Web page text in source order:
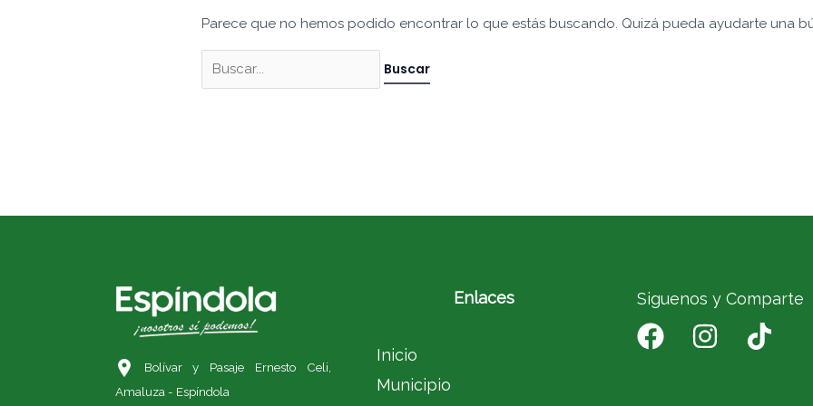
Parece que no hemos podido encontrar lo que estás buscando. Quizá pueda ayudarte una
Bolívar y Pasaje Ernesto Celi,
Amaluza - Espíndola
Enlaces
Inicio
Municipio
Siguenos y Comparte